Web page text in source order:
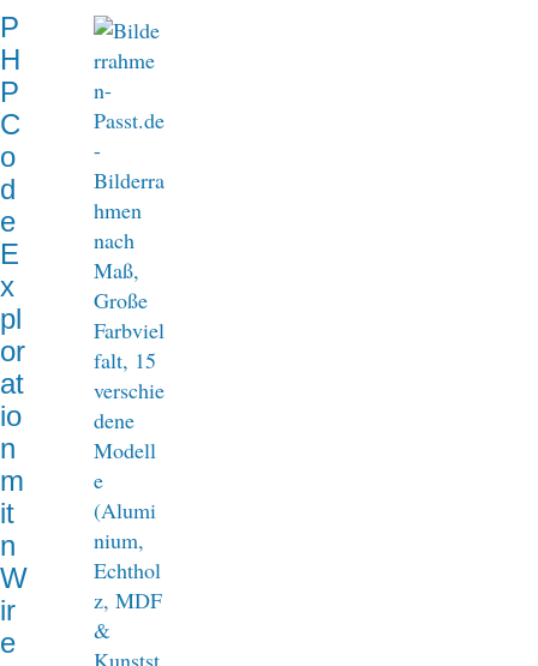
i
g
a
t
i
o
n
P
H
P
C
o
d
e
E
x
pl
or
at
io
n
m
it
n
W
ir
e